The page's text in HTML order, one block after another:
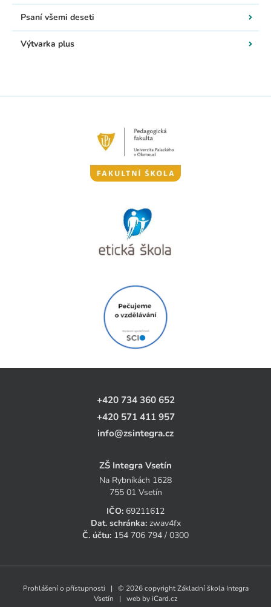
Psaní všemi deseti
Výtvarka plus
+420 734 360 652
+420 571 411 957
info@zsintegra.cz
ZŠ Integra Vsetín
Na Rybníkách 1628
755 01 Vsetín
IČO: 69211612
Dat. schránka: zwav4fx
Č. účtu: 154 706 794 / 0300
Prohlášení o přístupnosti | © 2026 copyright Základní škola Integra
Vsetín | web by iCard.cz